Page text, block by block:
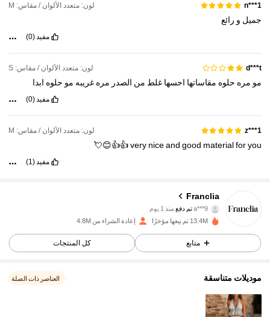
n***1 لون: متعدد الألوان / مقاس: M
جميل و رائع
مفيد(0)
d***t لون: متعدد الألوان / مقاس: S
مو مره حلوه مقاساتها احسهاغلط من الصدر مرهغريبه مو حلوه ابدا
مفيد(0)
z***1 لون: متعدد الألوان / مقاس: M
very niceand good materialforyou
👍👍😊💘
مفيد(1)
Franclia
a***9تم دفع
5***8
تمت متابعةمنذ 10 دقيقة
4.78
13.4M تم بيعها مؤخرًا إعادة الشراء من 4.8M
متابع كل المنتجات
موديلات متناسقة العناصر ذات الصلة